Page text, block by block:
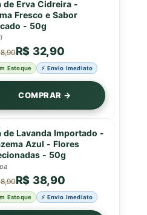
de Erva Cidreira -
Fresco e Sabor
- 50g
R$ 32,90
Estoque ⚡ Envio Imediato
COMPRAR →
de Lavanda Importado -
Azul - Flores
- 50g
R$ 38,90
Estoque ⚡ Envio Imediato